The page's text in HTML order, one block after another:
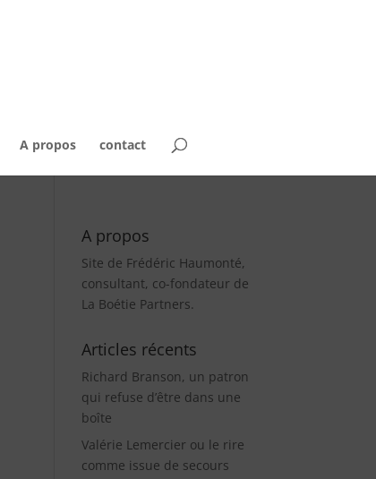
A propos contact
A propos
Site de Frédéric Haumonté,
consultant, co-fondateur de
La Boétie Partners.
Articles récents
Richard Branson, un patron
qui refuse d’être dans une
boîte
Valérie Lemercier ou le rire
comme issue de secours